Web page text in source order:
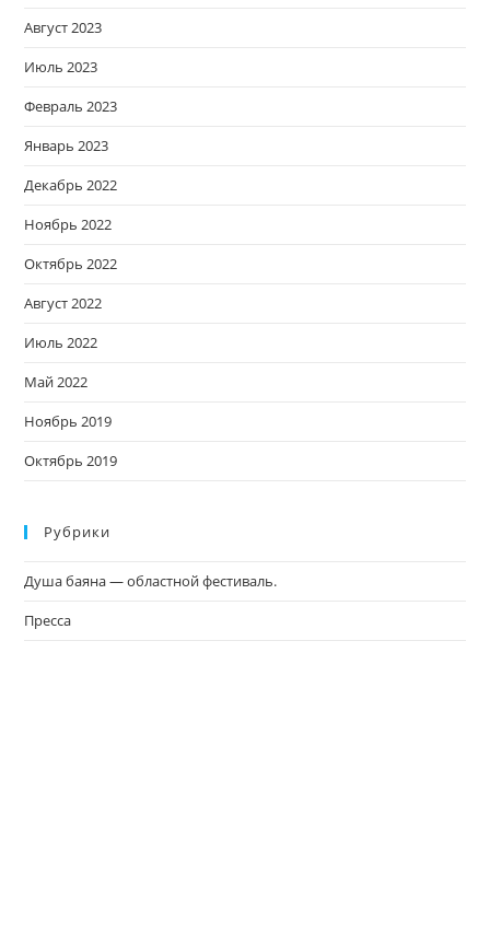
Август 2023
Июль 2023
Февраль 2023
Январь 2023
Декабрь 2022
Ноябрь 2022
Октябрь 2022
Август 2022
Июль 2022
Май 2022
Ноябрь 2019
Октябрь 2019
Рубрики
Душа баяна — областной фестиваль.
Пресса